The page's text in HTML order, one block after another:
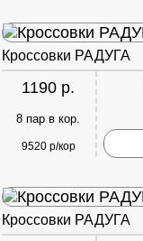
Кроссовки РАДУГА
1190 р.
8 пар в кор.
9520 р/кор
Кроссовки РАДУГА